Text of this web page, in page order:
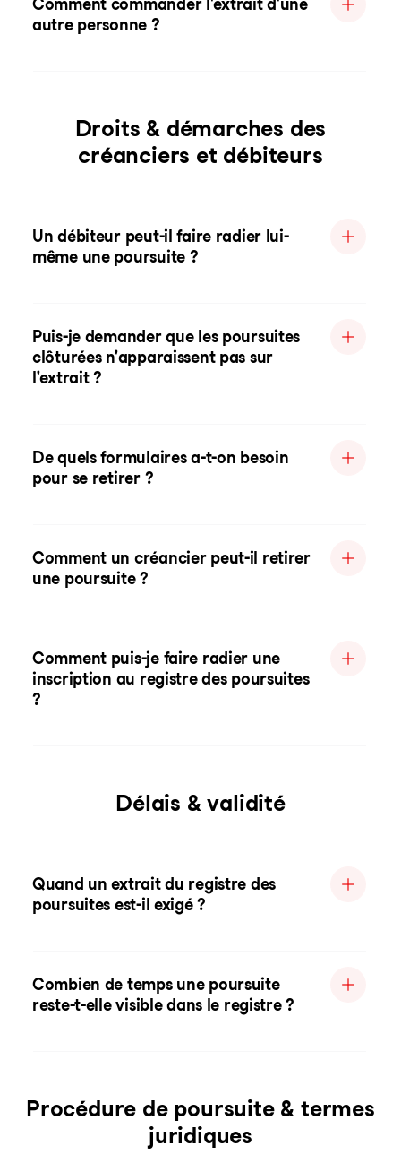
Comment commander l'extrait d'une
autre personne ?
Droits & démarches des
créanciers et débiteurs
Un débiteur peut-il faire radier lui-
même une poursuite ?
Puis-je demander que les poursuites
clôturées n'apparaissent pas sur
l'extrait ?
De quels formulaires a-t-on besoin
pour se retirer ?
Comment un créancier peut-il retirer
une poursuite ?
Comment puis-je faire radier une
inscription au registre des poursuites
?
Délais & validité
Quand un extrait du registre des
poursuites est-il exigé ?
Combien de temps une poursuite
reste-t-elle visible dans le registre ?
Procédure de poursuite & termes
juridiques